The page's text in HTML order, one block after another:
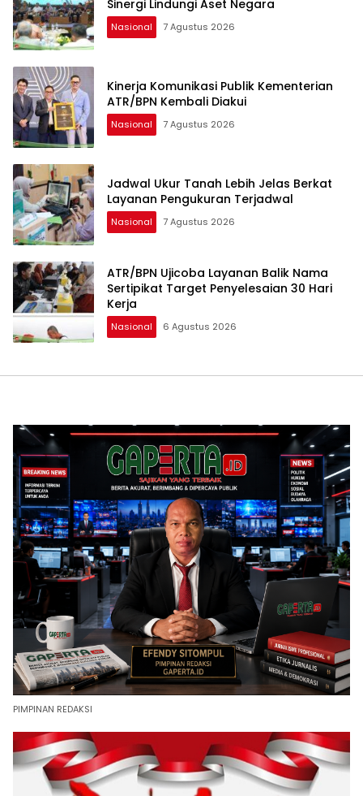
Sinergi Lindungi Aset Negara
Nasional 7 Agustus 2026
Kinerja Komunikasi Publik Kementerian
ATR/BPN Kembali Diakui
Nasional 7 Agustus 2026
Jadwal Ukur Tanah Lebih Jelas Berkat
Layanan Pengukuran Terjadwal
Nasional 7 Agustus 2026
ATR/BPN Ujicoba Layanan Balik Nama
Sertipikat Target Penyelesaian 30 Hari
Kerja
Nasional 6 Agustus 2026
PIMPINAN REDAKSI